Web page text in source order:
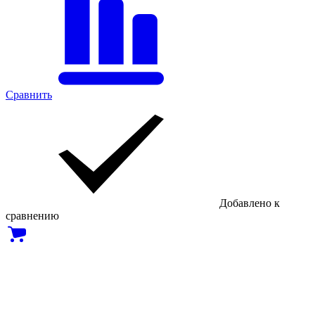
Сравнить
Добавлено к
сравнению